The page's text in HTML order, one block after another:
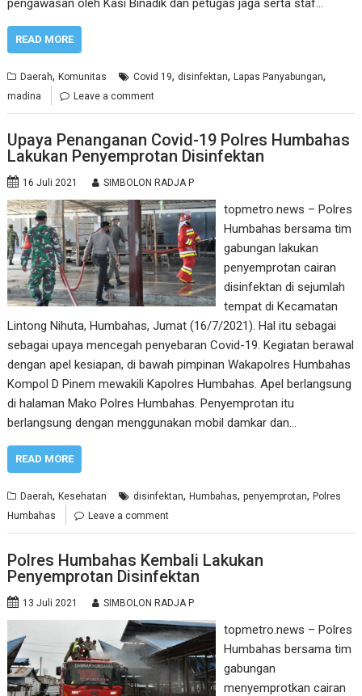
READ MORE
Daerah,Komunitas Covid 19, disinfektan,Lapas Panyabungan,
madina Leave a comment
Upaya Penanganan Covid-19 Polres Humbahas
Lakukan Penyemprotan Disinfektan
16 Juli 2021 SIMBOLON RADJA P
topmetro.news – Polres
Humbahas bersama tim
gabungan lakukan
penyemprotan cairan
disinfektan di sejumlah
tempat di Kecamatan
Lintong Nihuta, Humbahas, Jumat (16/7/2021). Hal itu sebagai
sebagai upaya mencegah penyebaran Covid-19. Kegiatan berawal
dengan apel kesiapan, di bawah pimpinan Wakapolres Humbahas
Kompol D Pinem mewakili Kapolres Humbahas. Apel berlangsung
di halaman Mako Polres Humbahas. Penyemprotan itu
berlangsung dengan menggunakan mobil damkar dan…
READ MORE
Daerah,Kesehatan disinfektan,Humbahas,penyemprotan,Polres
Humbahas
Leave a comment
Polres Humbahas Kembali Lakukan
Penyemprotan Disinfektan
13 Juli 2021 SIMBOLON RADJA P
topmetro.news – Polres
Humbahas bersama tim
gabungan
menyemprotkan cairan